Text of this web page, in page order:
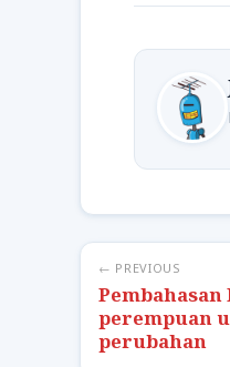
← PREVIOUS
perempuan
perubahan